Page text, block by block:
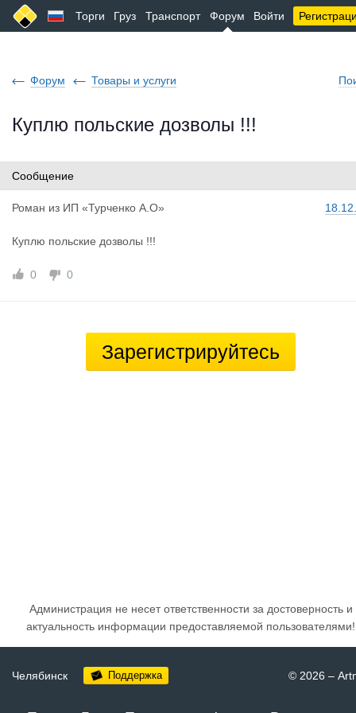
Торги Груз Транспорт Форум Войти
Форум Товары и услуги
Куплю польские дозволы !!!
Сообщение
Роман из ИП «Турченко А.О»
Куплю польские дозволы !!!
0 0
Зарегистрируйтесь
Администрация не несет ответственности за достоверность и
актуальность информации предоставляемой пользователями!
Челябинск Поддержка © 2026 –